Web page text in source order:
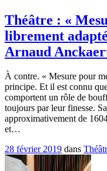
Théâtre : «
librement
Arnaud
À contre. « Mesure pour
principe. Et il est connu
comportent un rôle de
toujours par leur finesse.
approximativement de
et…
28 février 2019 dans